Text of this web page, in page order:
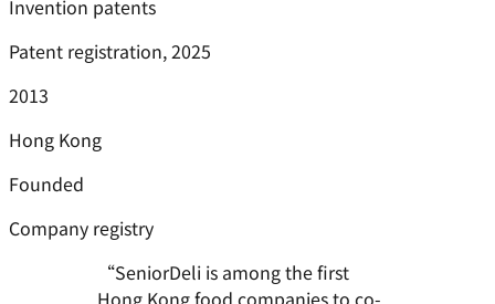
Invention patents
Patent registration, 2025
2013
Hong Kong
Founded
Company registry
“SeniorDeli is among the first
Hong Kong food companies to co-